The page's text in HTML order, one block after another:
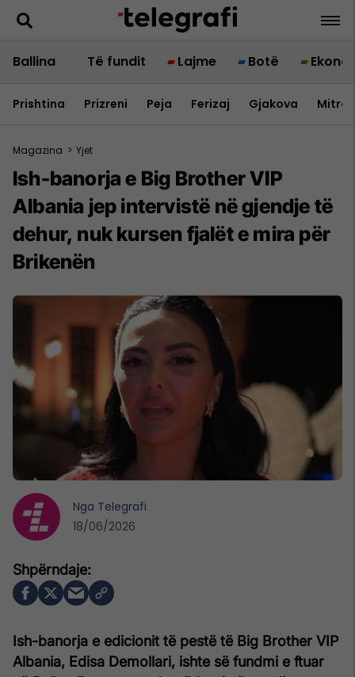
Ballina Të fundit Lajme Botë
Prishtina Prizreni Peja Ferizaj Gjakova
Magazina > Yjet
Ish-banorja e Big Brother VIP
Albania jep intervistë në gjendje të
dehur, nuk kursen fjalët e mira për
Brikenën
Ish-banorja e edicionit të pestë të Big Brother VIP
Albania, Edisa Demollari, ishte së fundmi e ftuar
Nga Telegrafi
18/06/2026